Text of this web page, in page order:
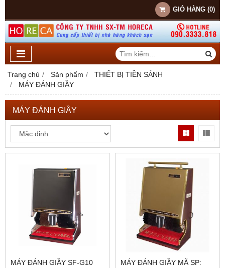
GIỎ HÀNG (0)
Trang chủ Sản phẩm
THIẾT BỊ TIỀN SẢNH
MÁY ĐÁNH GIẦY
MÁY ĐÁNH GIẦY
MÁY ĐÁNH GIẦY SF-G10
MÁY ĐÁNH GIẦY MÃ SP: